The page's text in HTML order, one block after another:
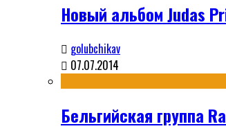
Новый альбом Judas
golubchikav
07.07.2014
Бельгийская группа